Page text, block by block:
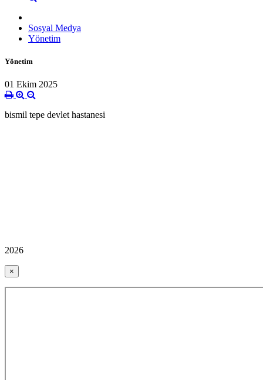
Sosyal Medya
Yönetim
Yönetim
01 Ekim 2025
bismil tepe devlet hastanesi
2026
×